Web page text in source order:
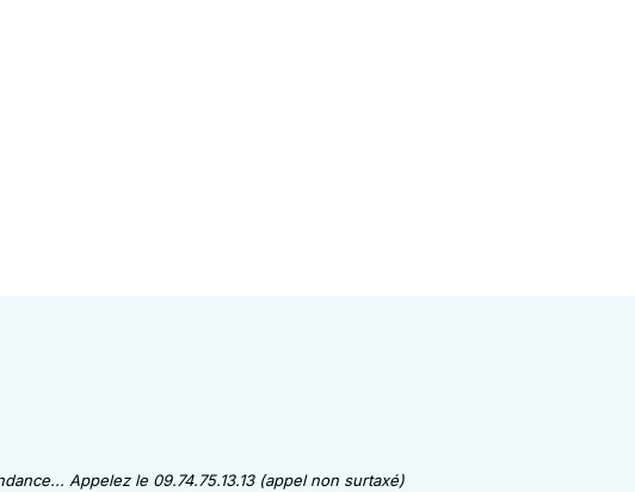
Appelez le 09.74.75.13.13 (appel non surtaxé)